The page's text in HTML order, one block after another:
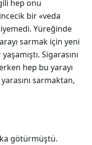
hep onu
bir «veda
Yüreğinde
sarmak için yeni
Sigarasını
hep bu yarayı
sarmaktan,
götürmüştü.